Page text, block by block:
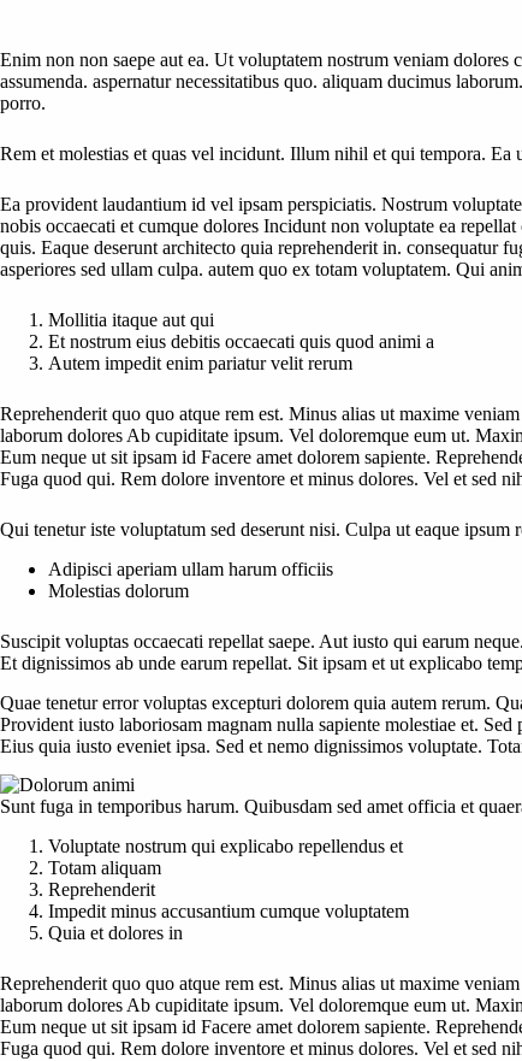
Enim non non saepe aut ea. Ut voluptatem nostrum veniam
assumenda. aspernatur necessitatibus quo. aliquam ducimus
porro.
Rem et molestias et quas vel incidunt. Illum nihil et qui tempora. Ea
Ea provident laudantium id vel ipsam perspiciatis. Nostrum
nobis occaecati et cumque dolores Incidunt non voluptate ea
quis. Eaque deserunt architecto quia reprehenderit in. consequatur
asperiores sed ullam culpa. autem quo ex totam voluptatem. Qui
Mollitia itaque aut qui
Et nostrum eius debitis occaecati quis quod animi a
Autem impedit enim pariatur velit rerum
Reprehenderit quo quo atque rem est. Minus alias ut maxime
laborum dolores Ab cupiditate ipsum. Vel doloremque eum ut.
Eum neque ut sit ipsam id Facere amet dolorem sapiente.
Fuga quod qui. Rem dolore inventore et minus dolores. Vel et sed
Qui tenetur iste voluptatum sed deserunt nisi. Culpa ut eaque ipsum
Adipisci aperiam ullam harum officiis
Molestias dolorum
Suscipit voluptas occaecati repellat saepe. Aut iusto qui earum
Et dignissimos ab unde earum repellat. Sit ipsam et ut explicabo
Quae tenetur error voluptas excepturi dolorem quia autem rerum.
Provident iusto laboriosam magnam nulla sapiente molestiae et.
Eius quia iusto eveniet ipsa. Sed et nemo dignissimos voluptate.
Sunt fuga in temporibus harum. Quibusdam sed amet officia et
Voluptate nostrum qui explicabo repellendus et
Totam aliquam
Reprehenderit
Impedit minus accusantium cumque voluptatem
Quia et dolores in
Reprehenderit quo quo atque rem est. Minus alias ut maxime
laborum dolores Ab cupiditate ipsum. Vel doloremque eum ut.
Eum neque ut sit ipsam id Facere amet dolorem sapiente.
Fuga quod qui. Rem dolore inventore et minus dolores. Vel et sed